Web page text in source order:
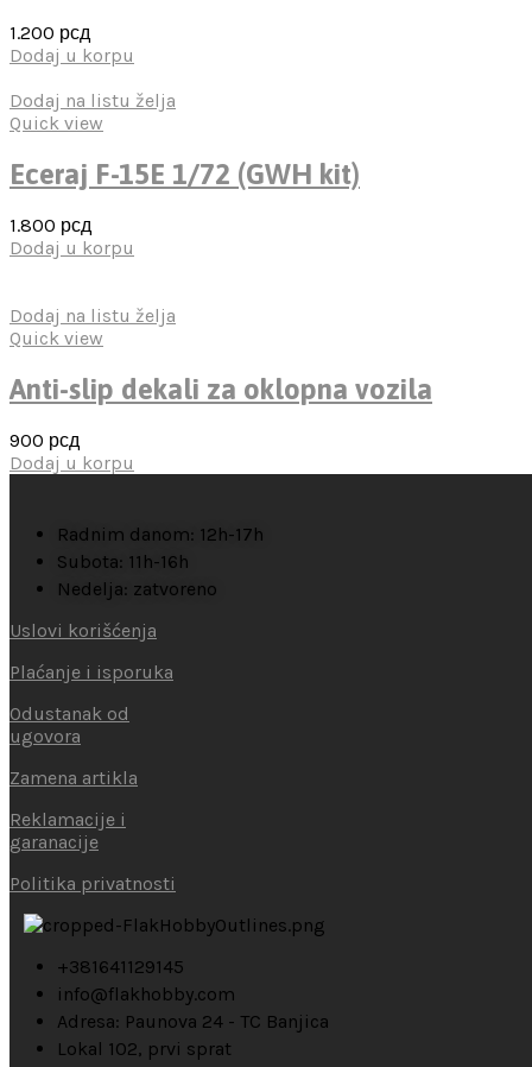
1.200 рсд
Dodaj u korpu
Dodaj na listu želja
Quick view
Eceraj F-15E 1/72 (GWH kit)
1.800 рсд
Dodaj u korpu
Dodaj na listu želja
Quick view
Anti-slip dekali za oklopna vozila
900 рсд
Dodaj u korpu
Radnim danom: 12h-17h
Subota: 11h-16h
Nedelja: zatvoreno
Uslovi korišćenja
Plaćanje i isporuka
Odustanak od
ugovora
Zamena artikla
Reklamacije i
garanacije
Politika privatnosti
+381641129145
info@flakhobby.com
Adresa: Paunova 24 - TC Banjica
Lokal 102, prvi sprat